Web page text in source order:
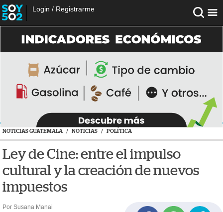
Login / Registrarme
NOTICIAS GUATEMALA / NOTICIAS / POLÍTICA
Ley de Cine: entre el impulso
cultural y la creación de nuevos
impuestos
Por Susana Manai